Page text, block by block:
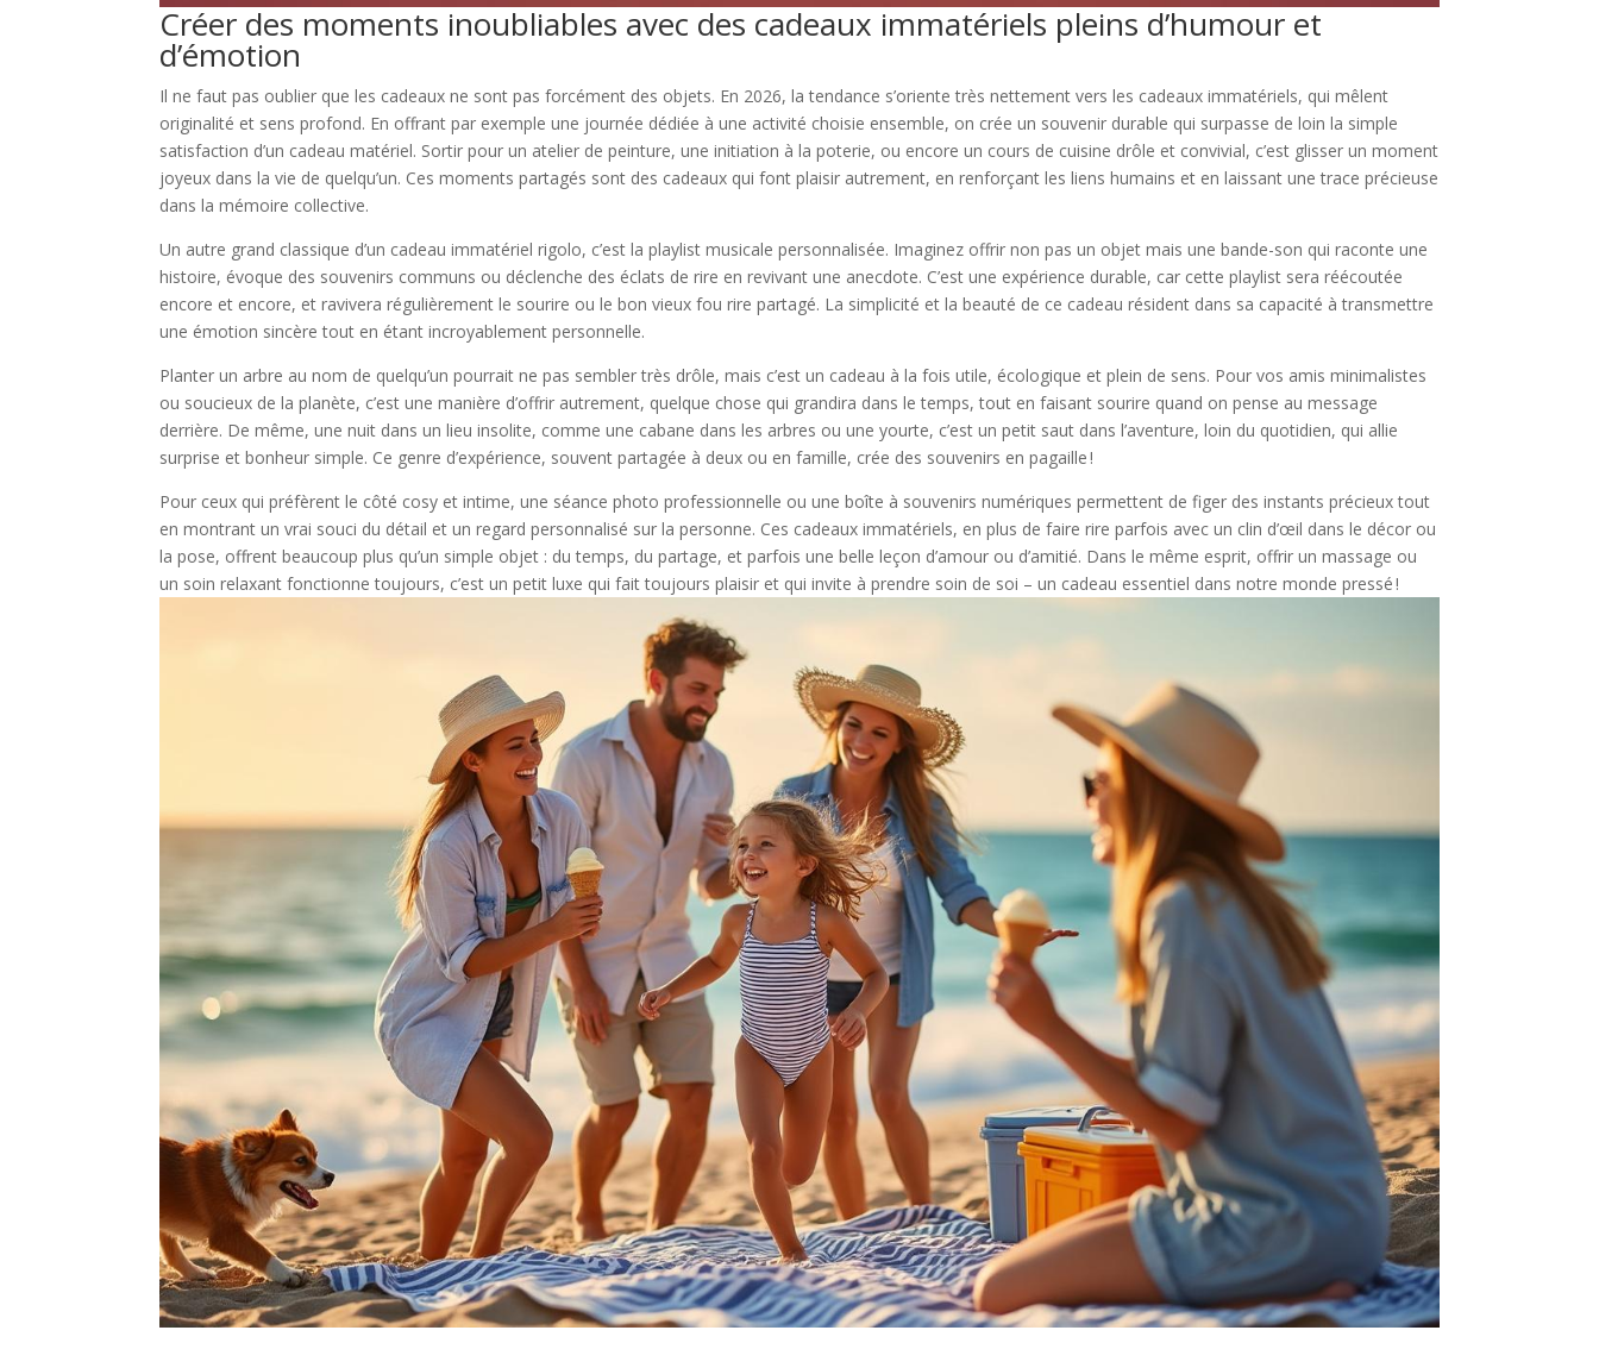
Créer des moments inoubliables avec des cadeaux immatériels pleins d’humour et
d’émotion
Il ne faut pas oublier que les cadeaux ne sont pas forcément des objets. En 2026, la tendance s’oriente très nettement vers les cadeaux immatériels, qui mêlent
originalité et sens profond. En offrant par exemple une journée dédiée à une activité choisie ensemble, on crée un souvenir durable qui surpasse de loin la simple
satisfaction d’un cadeau matériel. Sortir pour un atelier de peinture, une initiation à la poterie, ou encore un cours de cuisine drôle et convivial, c’est glisser un moment
joyeux dans la vie de quelqu’un. Ces moments partagés sont des cadeaux qui font plaisir autrement, en renforçant les liens humains et en laissant une trace précieuse
dans la mémoire collective.
Un autre grand classique d’un cadeau immatériel rigolo, c’est la playlist musicale personnalisée. Imaginez offrir non pas un objet mais une bande-son qui raconte une
histoire, évoque des souvenirs communs ou déclenche des éclats de rire en revivant une anecdote. C’est une expérience durable, car cette playlist sera réécoutée
encore et encore, et ravivera régulièrement le sourire ou le bon vieux fou rire partagé. La simplicité et la beauté de ce cadeau résident dans sa capacité à transmettre
une émotion sincère tout en étant incroyablement personnelle.
Planter un arbre au nom de quelqu’un pourrait ne pas sembler très drôle, mais c’est un cadeau à la fois utile, écologique et plein de sens. Pour vos amis minimalistes
ou soucieux de la planète, c’est une manière d’offrir autrement, quelque chose qui grandira dans le temps, tout en faisant sourire quand on pense au message
derrière. De même, une nuit dans un lieu insolite, comme une cabane dans les arbres ou une yourte, c’est un petit saut dans l’aventure, loin du quotidien, qui allie
surprise et bonheur simple. Ce genre d’expérience, souvent partagée à deux ou en famille, crée des souvenirs en pagaille !
Pour ceux qui préfèrent le côté cosy et intime, une séance photo professionnelle ou une boîte à souvenirs numériques permettent de figer des instants précieux tout
en montrant un vrai souci du détail et un regard personnalisé sur la personne. Ces cadeaux immatériels, en plus de faire rire parfois avec un clin d’œil dans le décor ou
la pose, offrent beaucoup plus qu’un simple objet : du temps, du partage, et parfois une belle leçon d’amour ou d’amitié. Dans le même esprit, offrir un massage ou
un soin relaxant fonctionne toujours, c’est un petit luxe qui fait toujours plaisir et qui invite à prendre soin de soi – un cadeau essentiel dans notre monde pressé !